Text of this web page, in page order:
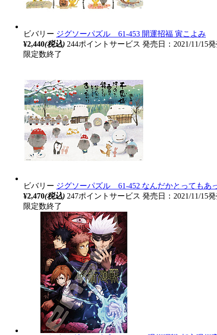
ビバリー ジグソーパズル 61-453 開運招福 寅こよみ
¥2,440(税込) 244ポイントサービス 発売日：2021/11/15
限定数終了
ビバリー ジグソーパズル 61-452 なんだかとってもあ
¥2,470(税込) 247ポイントサービス 発売日：2021/11/15
限定数終了